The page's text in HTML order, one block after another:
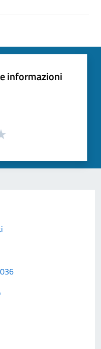
informazioni